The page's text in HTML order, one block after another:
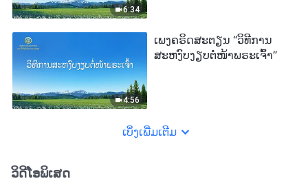
6:34
4:56
ເພງຄຣິດສະຕຽນ “ວິທີການ
ສະຫງົບງຽບຕໍ່ໜ້າພຣະເຈົ້າ”
ເບິ່ງເພີ່ມເຕີມ
ວິດີໂອພິເສດ